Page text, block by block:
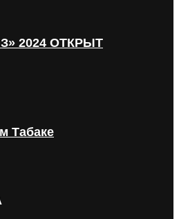
2024 ОТКРЫТ
Табаке